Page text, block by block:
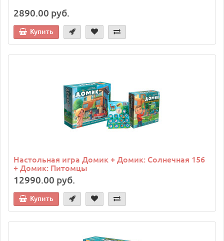
2890.00 руб.
Купить
Настольная игра Домик + Домик: Солнечная 156
+ Домик: Питомцы
12990.00 руб.
Купить